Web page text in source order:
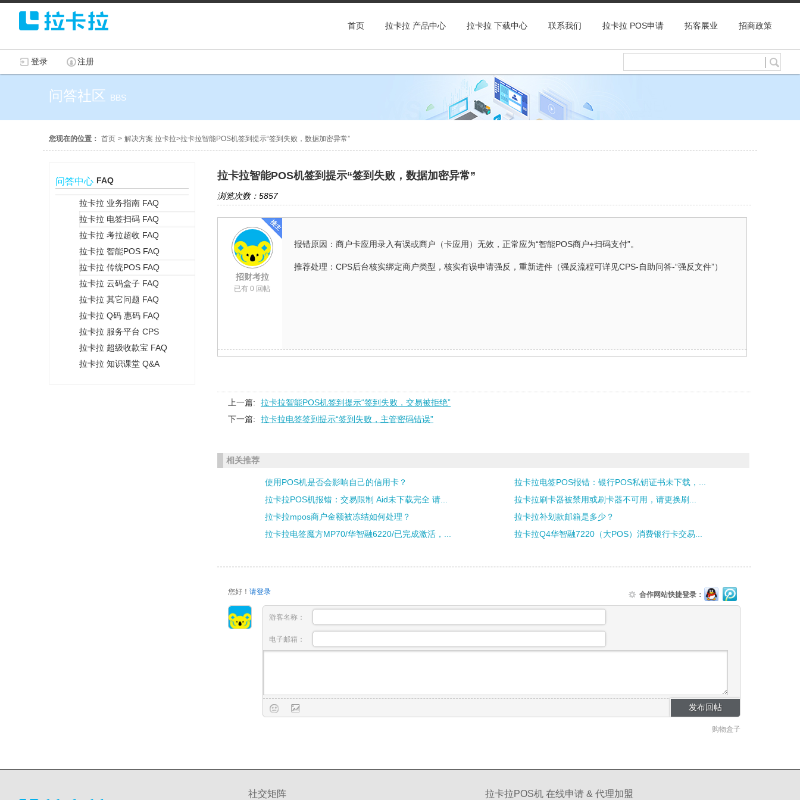
首页 拉卡拉 产品中心 拉卡拉 下载中心 联系我们 拉卡拉 POS申请 拓客展业 招商政策
登录 注册
问答社区 BBS
您现在的位置： 首页 > 解决方案 拉卡拉>拉卡拉智能POS机签到提示“签到失败，数据加密异常”
问答中心 FAQ
拉卡拉 业务指南 FAQ
拉卡拉 电签扫码 FAQ
拉卡拉 考拉超收 FAQ
拉卡拉 智能POS FAQ
拉卡拉 传统POS FAQ
拉卡拉 云码盒子 FAQ
拉卡拉 其它问题 FAQ
拉卡拉 Q码 惠码 FAQ
拉卡拉 服务平台 CPS
拉卡拉 超级收款宝 FAQ
拉卡拉 知识课堂 Q&A
拉卡拉智能POS机签到提示“签到失败，数据加密异常”
浏览次数：5857
招财考拉
已有 0 回帖
报错原因：商户卡应用录入有误或商户（卡应用）无效，正常应为“智能POS商户+扫码支付”。
推荐处理：CPS后台核实绑定商户类型，核实有误申请强反，重新进件（强反流程可详见CPS-自助问答-“强反文件”）
上一篇:
拉卡拉智能POS机签到提示“签到失败，交易被拒绝”
下一篇:
拉卡拉电签签到提示“签到失败，主管密码错误”
相关推荐
使用POS机是否会影响自己的信用卡？
拉卡拉电签POS报错：银行POS私钥证书未下载，...
拉卡拉POS机报错：交易限制 Aid未下载完全 请...
拉卡拉刷卡器被禁用或刷卡器不可用，请更换刷...
拉卡拉mpos商户金额被冻结如何处理？
拉卡拉补划款邮箱是多少？
拉卡拉电签魔方MP70/华智融6220/已完成激活，...
拉卡拉Q4华智融7220（大POS）消费银行卡交易...
您好！请登录 合作网站快捷登录：
游客名称：
电子邮箱：
购物盒子
社交矩阵 拉卡拉POS机 在线申请 & 代理加盟